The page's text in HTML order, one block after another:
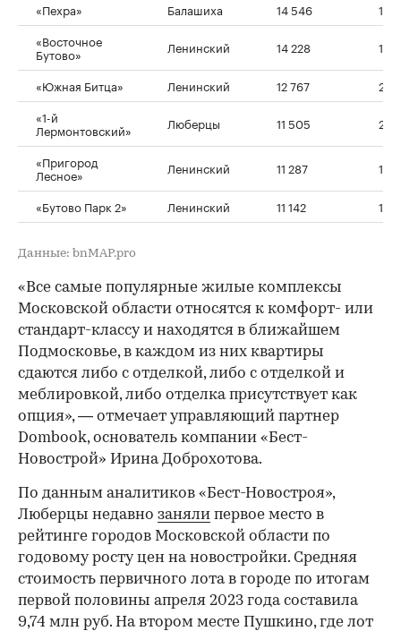
«Пехра» Балашиха 14 546
141
«Восточное
Бутово» Ленинский 14 228 158
«Южная Битца» Ленинский 12 767
«1-й
Лермонтовский» Люберцы 11 505 212
«Пригород
Лесное» Ленинский 11 287 161
«Бутово Парк 2» Ленинский 11 142
Данные: bnMAP.pro
«Все самые популярные жилые комплексы
Московской области относятся к комфорт- или
стандарт-классу и находятся в ближайшем
Подмосковье, в каждом из них квартиры
сдаются либо с отделкой, либо с отделкой и
меблировкой, либо отделка присутствует как
опция», — отмечает управляющий партнер
Dombook, основатель компании «Бест-
Новострой» Ирина Доброхотова.
По данным аналитиков «Бест-Новостроя»,
Люберцы недавно заняли первое место в
рейтинге городов Московской области по
годовому росту цен на новостройки. Средняя
стоимость первичного лота в городе по итогам
первой половины апреля 2023 года составила
9,74 млн руб. На втором месте Пушкино, где лот